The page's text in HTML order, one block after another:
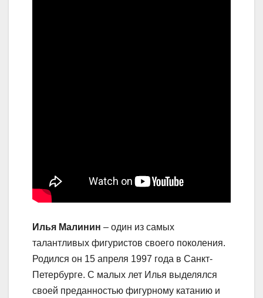
Илья Малинин – один из самых
талантливых фигуристов своего поколения.
Родился он 15 апреля 1997 года в Санкт-
Петербурге. С малых лет Илья выделялся
своей преданностью фигурному катанию и